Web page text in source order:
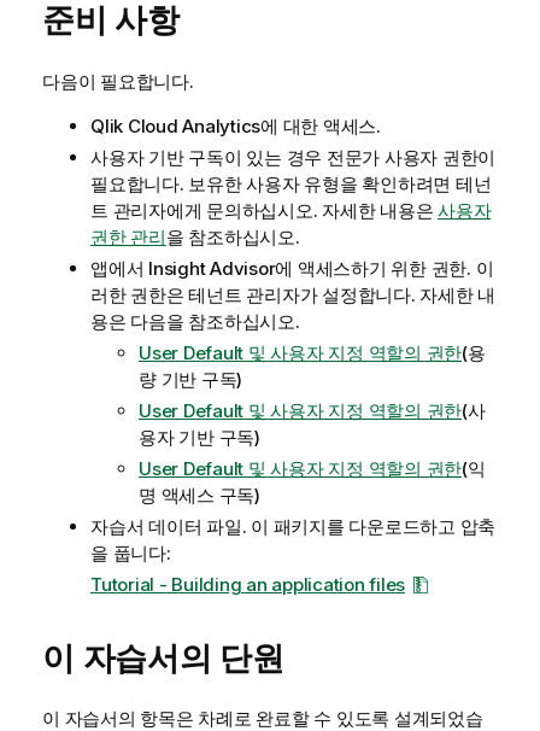
준비 사항
다음이 필요합니다.
Qlik Cloud Analytics에 대한 액세스.
사용자 기반 구독이 있는 경우 전문가 사용자 권한이
필요합니다. 보유한 사용자 유형을 확인하려면 테넌
트 관리자에게 문의하십시오. 자세한 내용은 사용자
권한 관리을 참조하십시오.
앱에서 Insight Advisor에 액세스하기 위한 권한. 이
러한 권한은 테넌트 관리자가 설정합니다. 자세한 내
용은 다음을 참조하십시오.
User Default 및 사용자 지정 역할의 권한(용
량 기반 구독)
User Default 및 사용자 지정 역할의 권한(사
용자 기반 구독)
User Default 및 사용자 지정 역할의 권한(익
명 액세스 구독)
자습서 데이터 파일. 이 패키지를 다운로드하고 압축
을 풉니다:
Tutorial - Building an application files
이 자습서의 단원
이 자습서의 항목은 차례로 완료할 수 있도록 설계되었습